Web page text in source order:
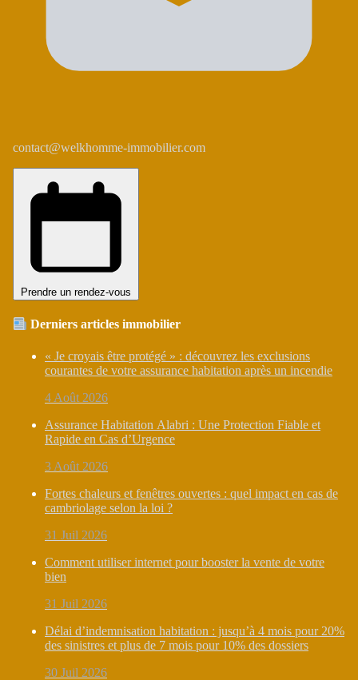
contact@welkhomme-immobilier.com
Prendre un rendez-vous
Derniers articles immobilier
« Je croyais être protégé » : découvrez les exclusions
courantes de votre assurance habitation après un incendie
4 Août 2026
Assurance Habitation Alabri : Une Protection Fiable et
Rapide en Cas d’Urgence
3 Août 2026
Fortes chaleurs et fenêtres ouvertes : quel impact en cas de
cambriolage selon la loi ?
31 Juil 2026
Comment utiliser internet pour booster la vente de votre
bien
31 Juil 2026
Délai d’indemnisation habitation : jusqu’à 4 mois pour 20%
des sinistres et plus de 7 mois pour 10% des dossiers
30 Juil 2026